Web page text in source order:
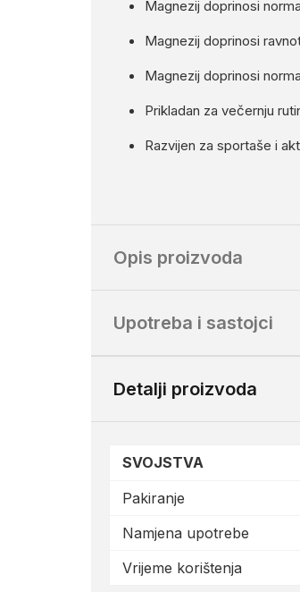
Magnezij doprinosi
Magnezij doprinosi
Magnezij doprinosi
Prikladan za večernju
Razvijen za sportaše i
Opis proizvoda
Upotreba i sastojci
Detalji proizvoda
SVOJSTVA
Pakiranje
Namjena upotrebe
Vrijeme korištenja